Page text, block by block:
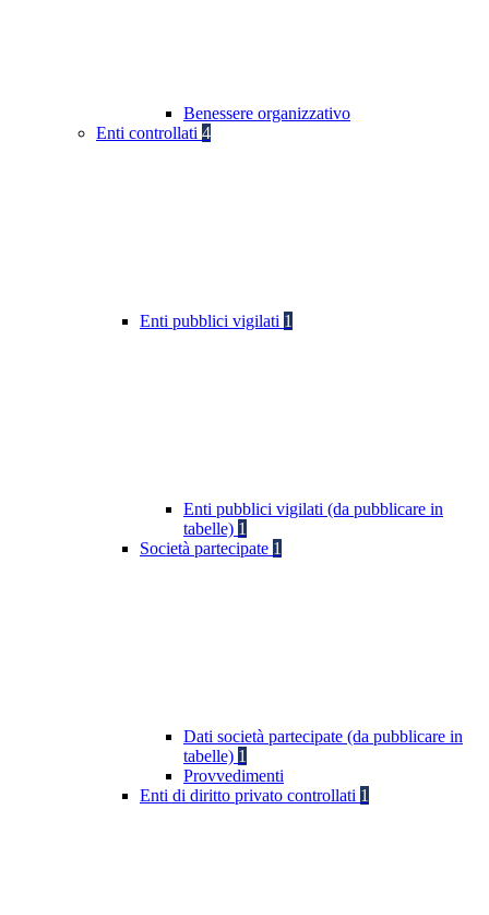
Benessere organizzativo
Enti controllati 4
Enti pubblici vigilati 1
Enti pubblici vigilati (da pubblicare in
tabelle) 1
Società partecipate 1
Dati società partecipate (da pubblicare in
tabelle) 1
Provvedimenti
Enti di diritto privato controllati 1